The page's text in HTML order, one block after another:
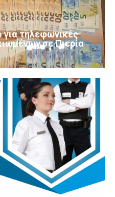
τηλεφωνικές
σε Πιερία